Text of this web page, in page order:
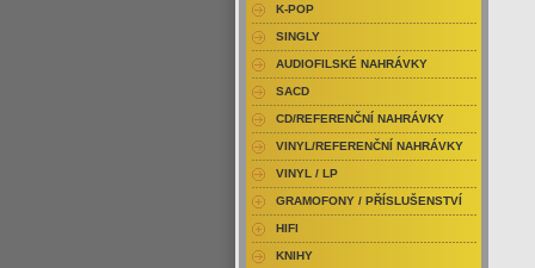
K-POP
SINGLY
AUDIOFILSKÉ NAHRÁVKY
SACD
CD/REFERENČNÍ NAHRÁVKY
VINYL/REFERENČNÍ NAHRÁVKY
VINYL / LP
GRAMOFONY / PŘÍSLUŠENSTVÍ
HIFI
KNIHY